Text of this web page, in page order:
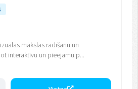
mākslas radīšanu un
interaktīvu un pieejamu p...